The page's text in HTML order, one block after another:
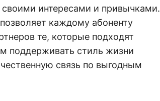
интересами и привычками.
каждому абоненту
те, которые подходят
поддерживать стиль жизни
связь по выгодным